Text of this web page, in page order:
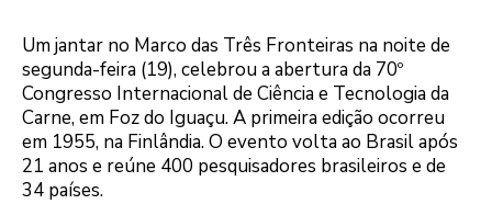
Um jantar no Marco das Três Fronteiras na noite de
segunda-feira (19), celebrou a abertura da 70º
Congresso Internacional de Ciência e Tecnologia da
Carne, em Foz do Iguaçu. A primeira edição ocorreu
em 1955, na Finlândia. O evento volta ao Brasil após
21 anos e reúne 400 pesquisadores brasileiros e de
34 países.